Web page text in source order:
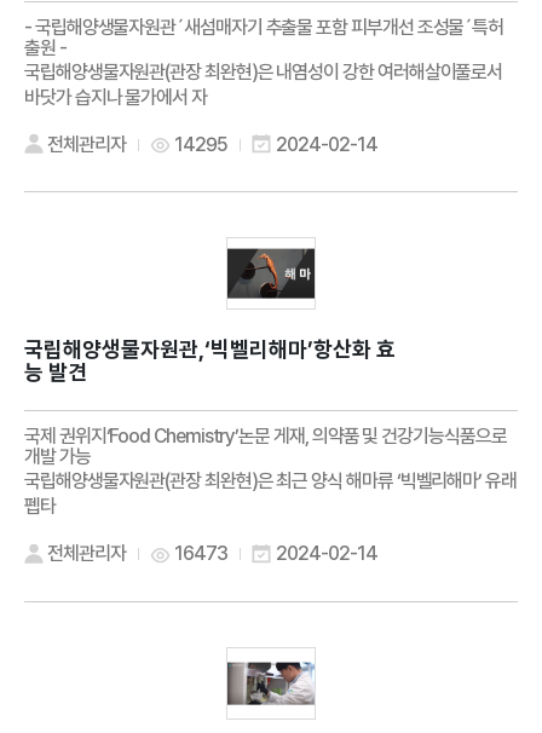
- 국립해양생물자원관´새섬매자기 추출물 포함 피부개선 조성물´특허
출원 -
국립해양생물자원관(관장 최완현)은 내염성이 강한 여러해살이풀로서
바닷가 습지나 물가에서 자
전체관리자 14295 2024-02-14
국립해양생물자원관,‘빅벨리해마’항산화 효
능 발견
국제 권위지‘Food Chemistry’논문 게재, 의약품 및 건강기능식품으로
개발 가능
국립해양생물자원관(관장 최완현)은 최근 양식 해마류 ‘빅벨리해마’ 유래
펩타
전체관리자 16473 2024-02-14